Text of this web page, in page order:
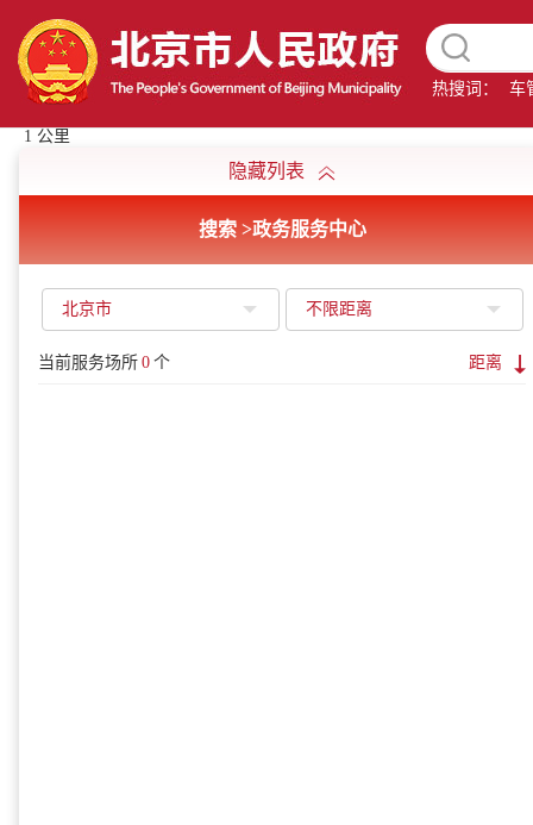
热搜词： 车
隐藏列表
搜索 >政务服务中心
北京市 不限距离
当前服务场所 0 个 距离
1 公里